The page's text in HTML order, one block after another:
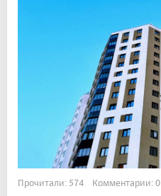
Прочитали: 574 Комментарии: 0